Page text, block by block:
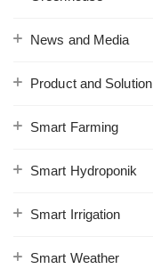
News and Media
Product and Solution
Smart Farming
Smart Hydroponik
Smart Irrigation
Smart Weather